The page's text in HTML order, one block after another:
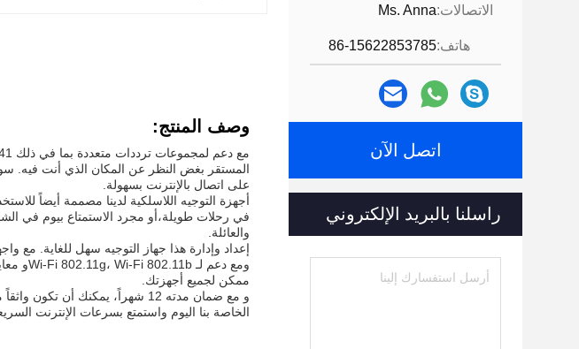
الاتصالات:Ms. Anna
هاتف:86-15622853785
اتصل الآن
راسلنا بالبريد الإلكتروني
وصف المنتج:
المستقر بغض النظر عن المكان الذي أنت فيه.
على اتصال بالإنترنت بسهولة.
أجهزة التوجيه اللاسلكية لدينا مصممة أيضاً
في رحلات طويلة،أو مجرد الاستمتاع بيوم في
والعائلة.
إعداد وإدارة هذا جهاز التوجيه سهل للغاية.
ممكن لجميع أجهزتك.
و مع ضمان مدته 12 شهراً،
الخاصة بنا اليوم واستمتع بسرعات الإنترنت